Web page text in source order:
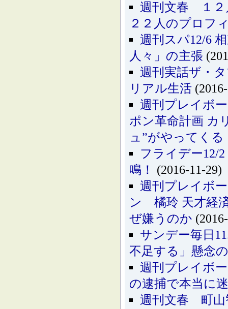
週刊文春 １２
２２人のプロフ
週刊スパ12/6
人々」の主張
週刊実話ザ・
リアル生活
週刊プレイボ
ポン革命計画 カ
ュ”がやってくる
フライデー12/
鳴！
(2016-11-29)
週刊プレイボ
ン 橘玲 天才経
ぜ嫌うのか
サンデー毎日
不足する」懸念
週刊プレイボ
の逮捕で本当に
週刊文春 町山